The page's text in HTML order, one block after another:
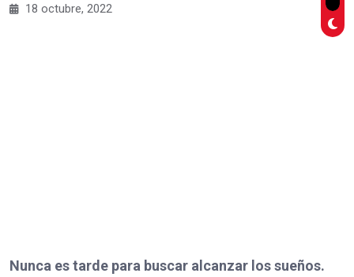
18 octubre, 2022
Nunca es tarde para buscar alcanzar los sueños.